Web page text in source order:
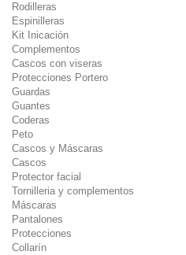
Rodilleras
Espinilleras
Kit Inicación
Complementos
Cascos con viseras
Protecciones Portero
Guardas
Guantes
Coderas
Peto
Cascos y Máscaras
Cascos
Protector facial
Tornilleria y complementos
Máscaras
Pantalones
Protecciones
Collarín